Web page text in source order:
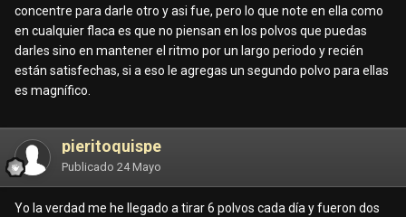
concentre para darle otro y asi fue, pero lo que note en ella como
en cualquier flaca es que no piensan en los polvos que puedas
darles sino en mantener el ritmo por un largo periodo y recién
están satisfechas, si a eso le agregas un segundo polvo para ellas
es magnífico.
pieritoquispe
Publicado 24 Mayo
Yo la verdad me he llegado a tirar 6 polvos cada día y fueron dos